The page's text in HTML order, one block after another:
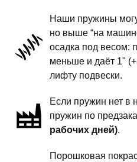
передней
подвески
-
бронирование
Наши пружины
но выше “на
осадка под весом:
меньше и даёт 1"
лифту подвески.
Если пружин нет в
пружин по
рабочих дней).
Порошковая